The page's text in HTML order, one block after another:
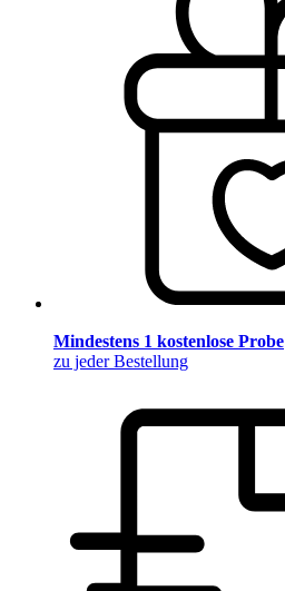
Mindestens 1 kostenlose Probe
zu jeder Bestellung